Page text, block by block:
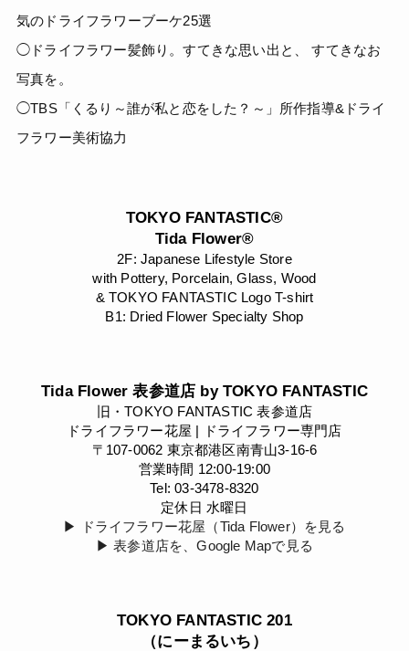
気のドライフラワーブーケ25選
◯ドライフラワー髪飾り。すてきな思い出と、 すてきなお
写真を。
◯TBS「くるり～誰が私と恋をした？～」所作指導&ドライ
フラワー美術協力
TOKYO FANTASTIC®
Tida Flower®
2F: Japanese Lifestyle Store
with Pottery, Porcelain, Glass, Wood
& TOKYO FANTASTIC Logo T-shirt
B1: Dried Flower Specialty Shop
Tida Flower 表参道店 by TOKYO FANTASTIC
旧・TOKYO FANTASTIC 表参道店
ドライフラワー花屋 | ドライフラワー専門店
〒107-0062 東京都港区南青山3-16-6
営業時間 12:00-19:00
Tel: 03-3478-8320
定休日 水曜日
▶︎ ドライフラワー花屋（Tida Flower）を見る
▶︎ 表参道店を、Google Mapで見る
TOKYO FANTASTIC 201
（にーまるいち）